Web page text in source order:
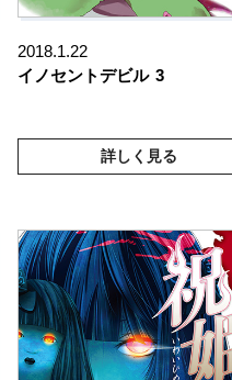
2018.1.22
イノセントデビル 3
詳しく見る